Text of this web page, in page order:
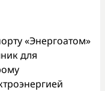
«Энергоатом»
для